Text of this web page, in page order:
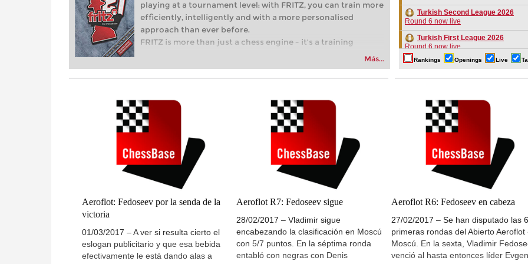
playing at a tournament level: with FRITZ, you can train more
efficiently, intelligently and with a more personalised
approach than ever before.
FRITZ is more than just a chess engine – it’s a training
revolution! Whether you’re taking your first steps into the
world of club chess, or already playing at a tournament level:
with FRITZ, you can train more efficiently, intelligently and
Más...
Turkish Second League 2026
Round 6 now live
Turkish First League 2026
Round 6 now live
New Opening Trend
New Opening Trend
Liang - Caruana (C01)
Dominguez Perez - Caruana (C41)
Tactics in a live game
Caruana - Giri
Kiolbasa - Salimova (C50)
New Opening Trend
Piliposyan - Burns (B54)
New Opening Trend
Ilinca - Ibrahimli (B90)
Rankings Openings Live
Aeroflot: Fedoseev por la senda de la
victoria
01/03/2017 – A ver si resulta cierto el
eslogan publicitario y que esa bebida
efectivamente le está dando alas a
Aeroflot R7: Fedoseev sigue
28/02/2017 – Vladimir sigue
encabezando la clasificación en Moscú
con 5/7 puntos. En la séptima ronda
entabló con negras con Denis
Aeroflot R6: Fedoseev en cabeza
27/02/2017 – Se han disputado las 6
primeras rondas del Abierto Aeroflot
Moscú. En la sexta, Vladimir
venció al hasta entonces líder